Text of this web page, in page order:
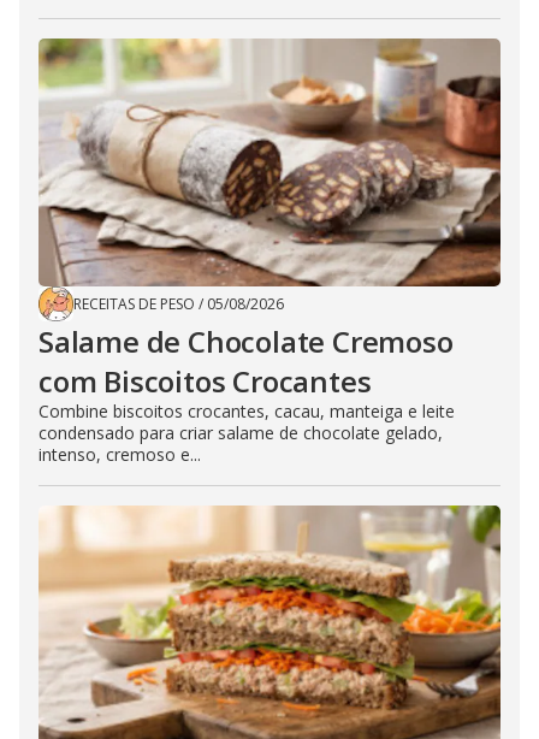
RECEITAS DE PESO / 05/08/2026
Salame de Chocolate Cremoso
com Biscoitos Crocantes
Combine biscoitos crocantes, cacau, manteiga e leite
condensado para criar salame de chocolate gelado,
intenso, cremoso e...